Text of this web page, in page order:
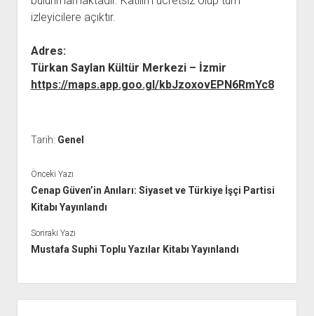
izleyicilere açıktır.
Adres:
Türkan Saylan Kültür Merkezi – İzmir
https://maps.app.goo.gl/kbJzoxovEPN6RmYc8
Tarih: Genel
Önceki Yazı
Cenap Güven’in Anıları: Siyaset ve Türkiye İşçi Partisi
Kitabı Yayınlandı
Sonraki Yazı
Mustafa Suphi Toplu Yazılar Kitabı Yayınlandı